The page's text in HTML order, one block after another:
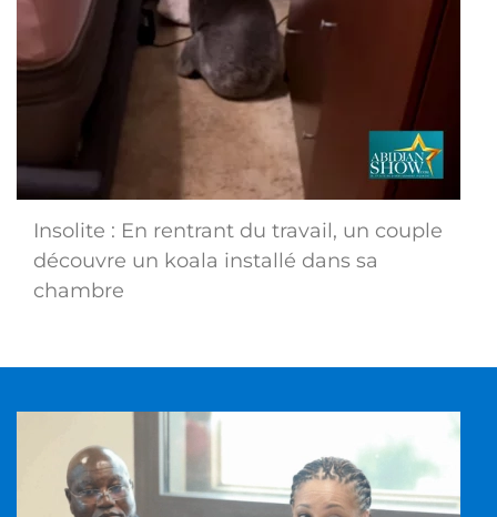
Insolite : En rentrant du travail, un couple
découvre un koala installé dans sa
chambre